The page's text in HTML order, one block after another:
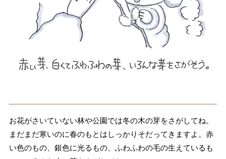
お花がさいていない林や公園では冬の木の芽をさがしてね。
まだまだ寒いのに春のもとはしっかりそだってきますよ。赤
い色のもの、銀色に光るもの、ふわふわの毛の生えているも